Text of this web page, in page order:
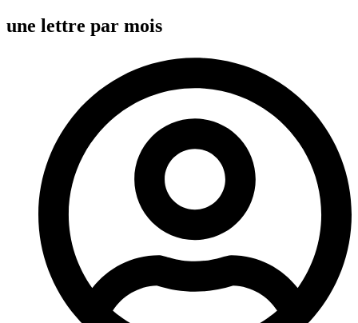
une lettre par mois